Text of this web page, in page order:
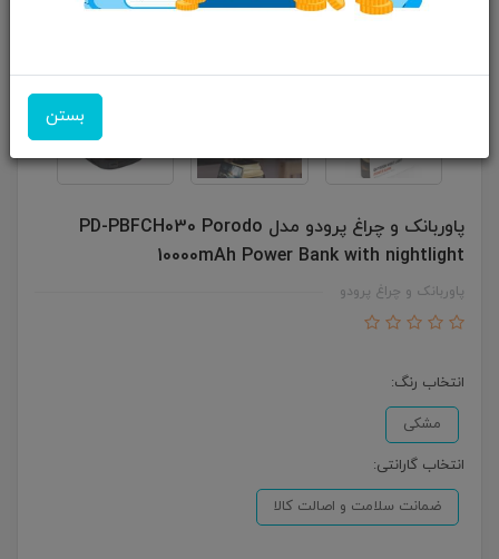
پاوربانک و چراغ پرودو مدل PD-PBFCH030 Porodo
10000mAh Power Bank with nightlight
پاوربانک و چراغ پرودو
انتخاب رنگ:
مشکی
انتخاب گارانتی:
ضمانت سلامت و اصالت کالا
بستن